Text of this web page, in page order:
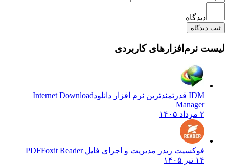
دیدگاه
ثبت دیدگاه
لیست نرم‌افزارهای کاربردی
IDM قدرتمندترین نرم افزار دانلود
Internet Download
Manager
۲ مرداد ۱۴۰۵
فوکسیت ریدر مدیریت و اجرای فایل PDFFoxit Reader
۱۴ تیر ۱۴۰۵